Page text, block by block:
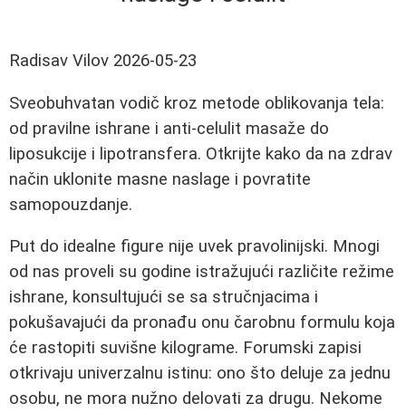
Radisav Vilov 2026-05-23
Sveobuhvatan vodič kroz metode oblikovanja tela:
od pravilne ishrane i anti-celulit masaže do
liposukcije i lipotransfera. Otkrijte kako da na zdrav
način uklonite masne naslage i povratite
samopouzdanje.
Put do idealne figure nije uvek pravolinijski. Mnogi
od nas proveli su godine istražujući različite režime
ishrane, konsultujući se sa stručnjacima i
pokušavajući da pronađu onu čarobnu formulu koja
će rastopiti suvišne kilograme. Forumski zapisi
otkrivaju univerzalnu istinu: ono što deluje za jednu
osobu, ne mora nužno delovati za drugu. Nekome